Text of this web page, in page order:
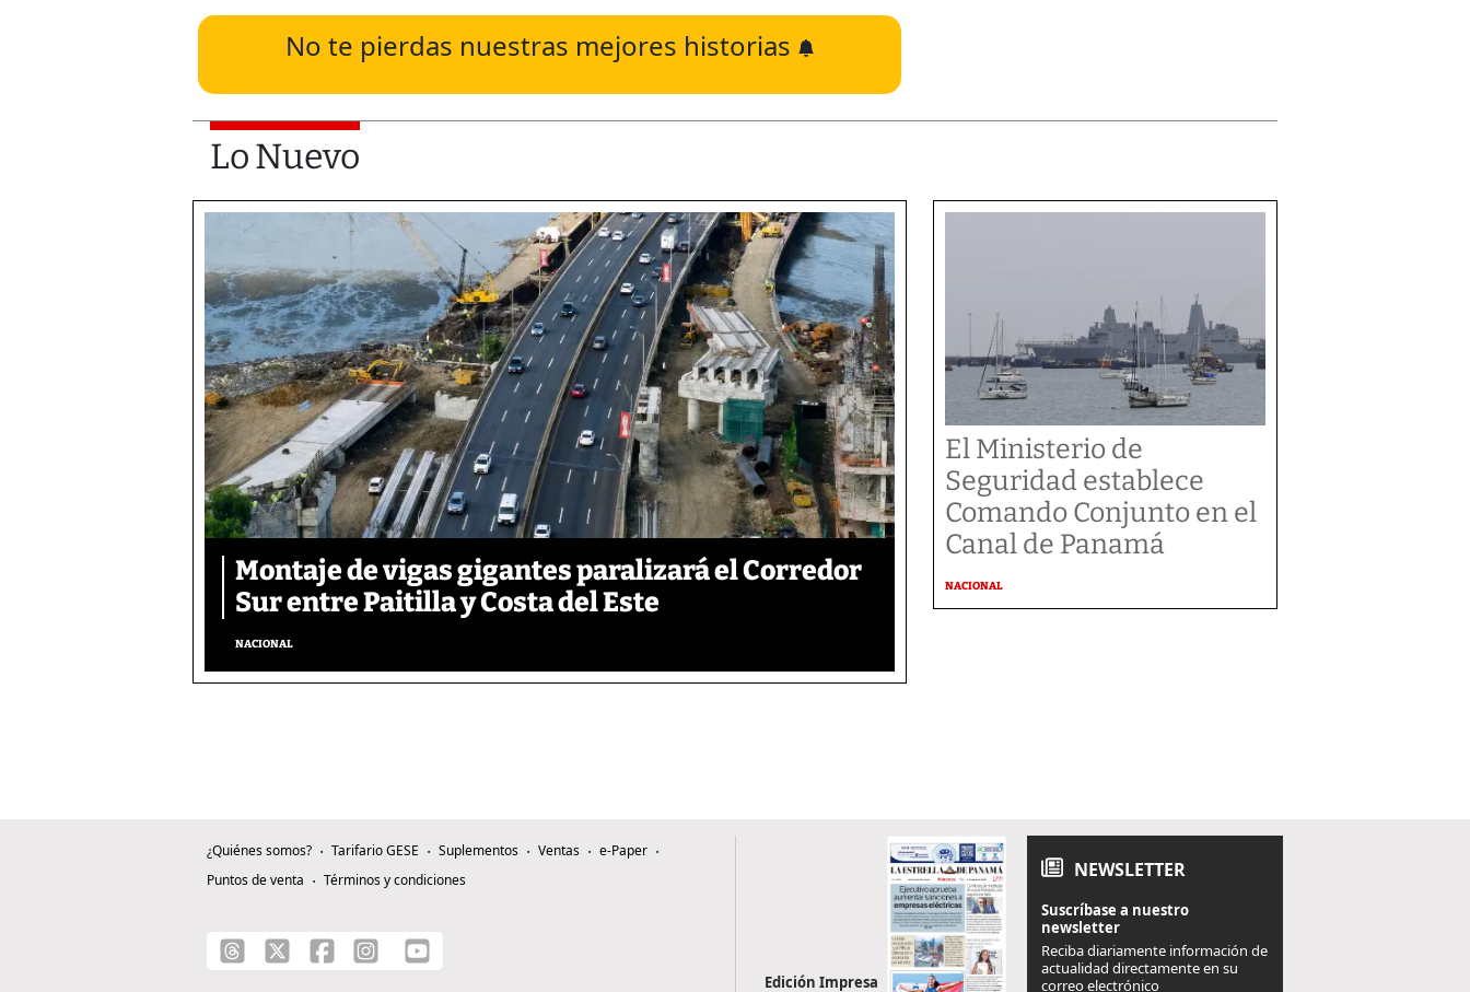
No te pierdas nuestras mejores historias
Lo Nuevo
Montaje de vigas gigantes paralizará el Corredor
Sur entre Paitilla y Costa del Este
NACIONAL
El Ministerio de
Seguridad establece
Comando Conjunto en el
Canal de Panamá
NACIONAL
¿Quiénes somos? Tarifario GESE Suplementos Ventas
e-Paper
Puntos de venta
Términos y condiciones
Edición Impresa
NEWSLETTER
Suscríbase a nuestro
newsletter
Reciba diariamente información de
actualidad directamente en su
correo electrónico